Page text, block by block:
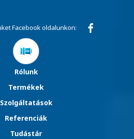
Facebook oldalunkon:
Rólunk
Termékek
Szolgáltatások
Referenciák
Tudástár